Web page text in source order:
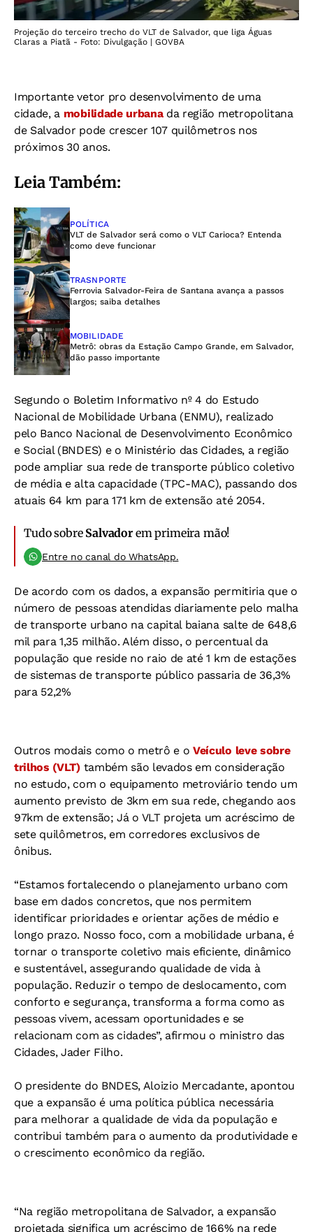
Projeção do terceiro trecho do VLT de Salvador, que liga Águas
Claras a Piatã - Foto: Divulgação | GOVBA
Importante vetor pro desenvolvimento de uma
cidade, a mobilidade urbanada região metropolitana
de Salvador pode crescer 107 quilômetros nos
próximos 30 anos.
Leia Também:
POLÍTICA
VLT de Salvador será como o VLT Carioca? Entenda
como deve funcionar
TRASNPORTE
Ferrovia Salvador-Feira de Santana avança a passos
largos; saiba detalhes
MOBILIDADE
Metrô: obras da Estação Campo Grande, em Salvador,
dão passo importante
Segundo o Boletim Informativo nº 4 do Estudo
Nacional de Mobilidade Urbana (ENMU), realizado
pelo Banco Nacional de Desenvolvimento Econômico
e Social (BNDES) e o Ministério das Cidades, a região
pode ampliar sua rede de transporte público coletivo
de média e alta capacidade (TPC-MAC), passando dos
atuais 64 km para 171 km de extensão até 2054.
Tudo sobre Salvadorem primeira mão!
Entre no canal do WhatsApp.
De acordo com os dados, a expansão permitiria que o
número de pessoas atendidas diariamente pelo malha
de transporte urbano na capital baiana salte de 648,6
mil para 1,35 milhão. Além disso, o percentual da
população que reside no raio de até 1 km de estações
de sistemas de transporte público passaria de 36,3%
para 52,2%
Outros modais como o metrô e oVeículo leve sobre
trilhos (VLT)também são levados em consideração
no estudo, com o equipamento metroviário tendo um
aumento previsto de 3km em sua rede, chegando aos
97km de extensão; Já o VLT projeta um acréscimo de
sete quilômetros, em corredores exclusivos de
ônibus.
“Estamos fortalecendo o planejamento urbano com
base em dados concretos, que nos permitem
identificar prioridades e orientar ações de médio e
longo prazo. Nosso foco, com a mobilidade urbana, é
tornar o transporte coletivo mais eficiente, dinâmico
e sustentável, assegurando qualidade de vida à
população. Reduzir o tempo de deslocamento, com
conforto e segurança, transforma a forma como as
pessoas vivem, acessam oportunidades e se
relacionam com as cidades”, afirmou o ministro das
Cidades, Jader Filho.
O presidente do BNDES, Aloizio Mercadante, apontou
que a expansão é uma política pública necessária
para melhorar a qualidade de vida da população e
contribui também para o aumento da produtividade e
o crescimento econômico da região.
“Na região metropolitana de Salvador, a expansão
projetada significa um acréscimo de 166% na rede